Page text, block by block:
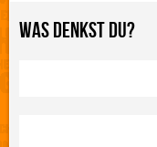
WAS DENKST DU?